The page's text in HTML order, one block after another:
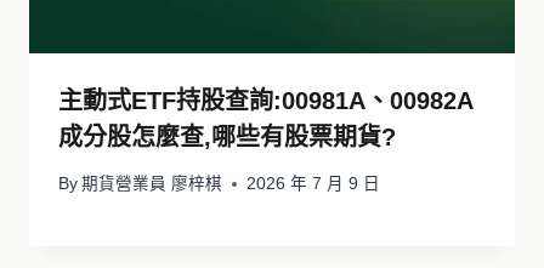
主動式ETF持股查詢:00981A、00982A
成分股怎麼查,哪些有股票期貨?
By 期貨營業員 廖梓棋 2026 年 7 月 9 日